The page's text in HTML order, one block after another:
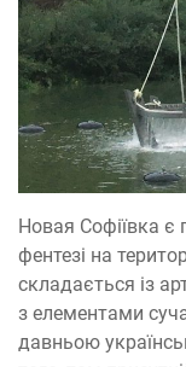
Новая Софіївка
фентезі на
складається із
з елементами
давньою